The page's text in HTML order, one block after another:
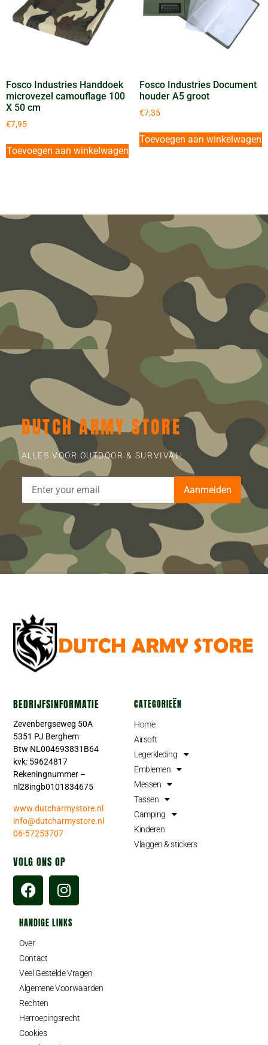
Fosco Industries Handdoek
microvezel camouflage 100
X 50 cm
€7,95
Toevoegen aan winkelwagen
Fosco Industries Document
houder A5 groot
€7,35
Toevoegen aan winkelwagen
DUTCH ARMY STORE
ALLES VOOR OUTDOOR & SURVIVAL!
Aanmelden
BEDRIJFSINFORMATIE
Zevenbergseweg 50A
5351 PJ Berghem
Btw NL004693831B64
kvk: 59624817
Rekeningnummer –
nl28ingb0101834675
www.dutcharmystore.nl
info@dutcharmystore.nl
06-57253707
VOLG ONS OP
CATEGORIEËN
Home
Airsoft
Legerkleding
Emblemen
Messen
Tassen
Camping
Kinderen
Vlaggen & stickers
HANDIGE LINKS
Over
Contact
Veel Gestelde Vragen
Algemene Voorwaarden
Rechten
Herroepingsrecht
Cookies